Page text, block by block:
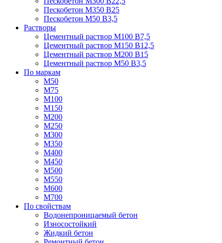
Пескобетон М350 В25
Пескобетон М50 В3,5
Растворы
Цементный раствор М100 В7,5
Цементный раствор М150 В12,5
Цементный раствор М200 В15
Цементный раствор М50 В3,5
По маркам
М50
М75
М100
М150
М200
М250
М300
М350
М400
М450
М500
М550
М600
М700
По свойствам
Водонепроницаемый бетон
Износостойкий
Жидкий бетон